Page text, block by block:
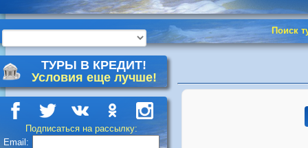
Поиск
ТУРЫ В КРЕДИТ!
Условия еще лучше!
Подписаться на рассылку:
Email: